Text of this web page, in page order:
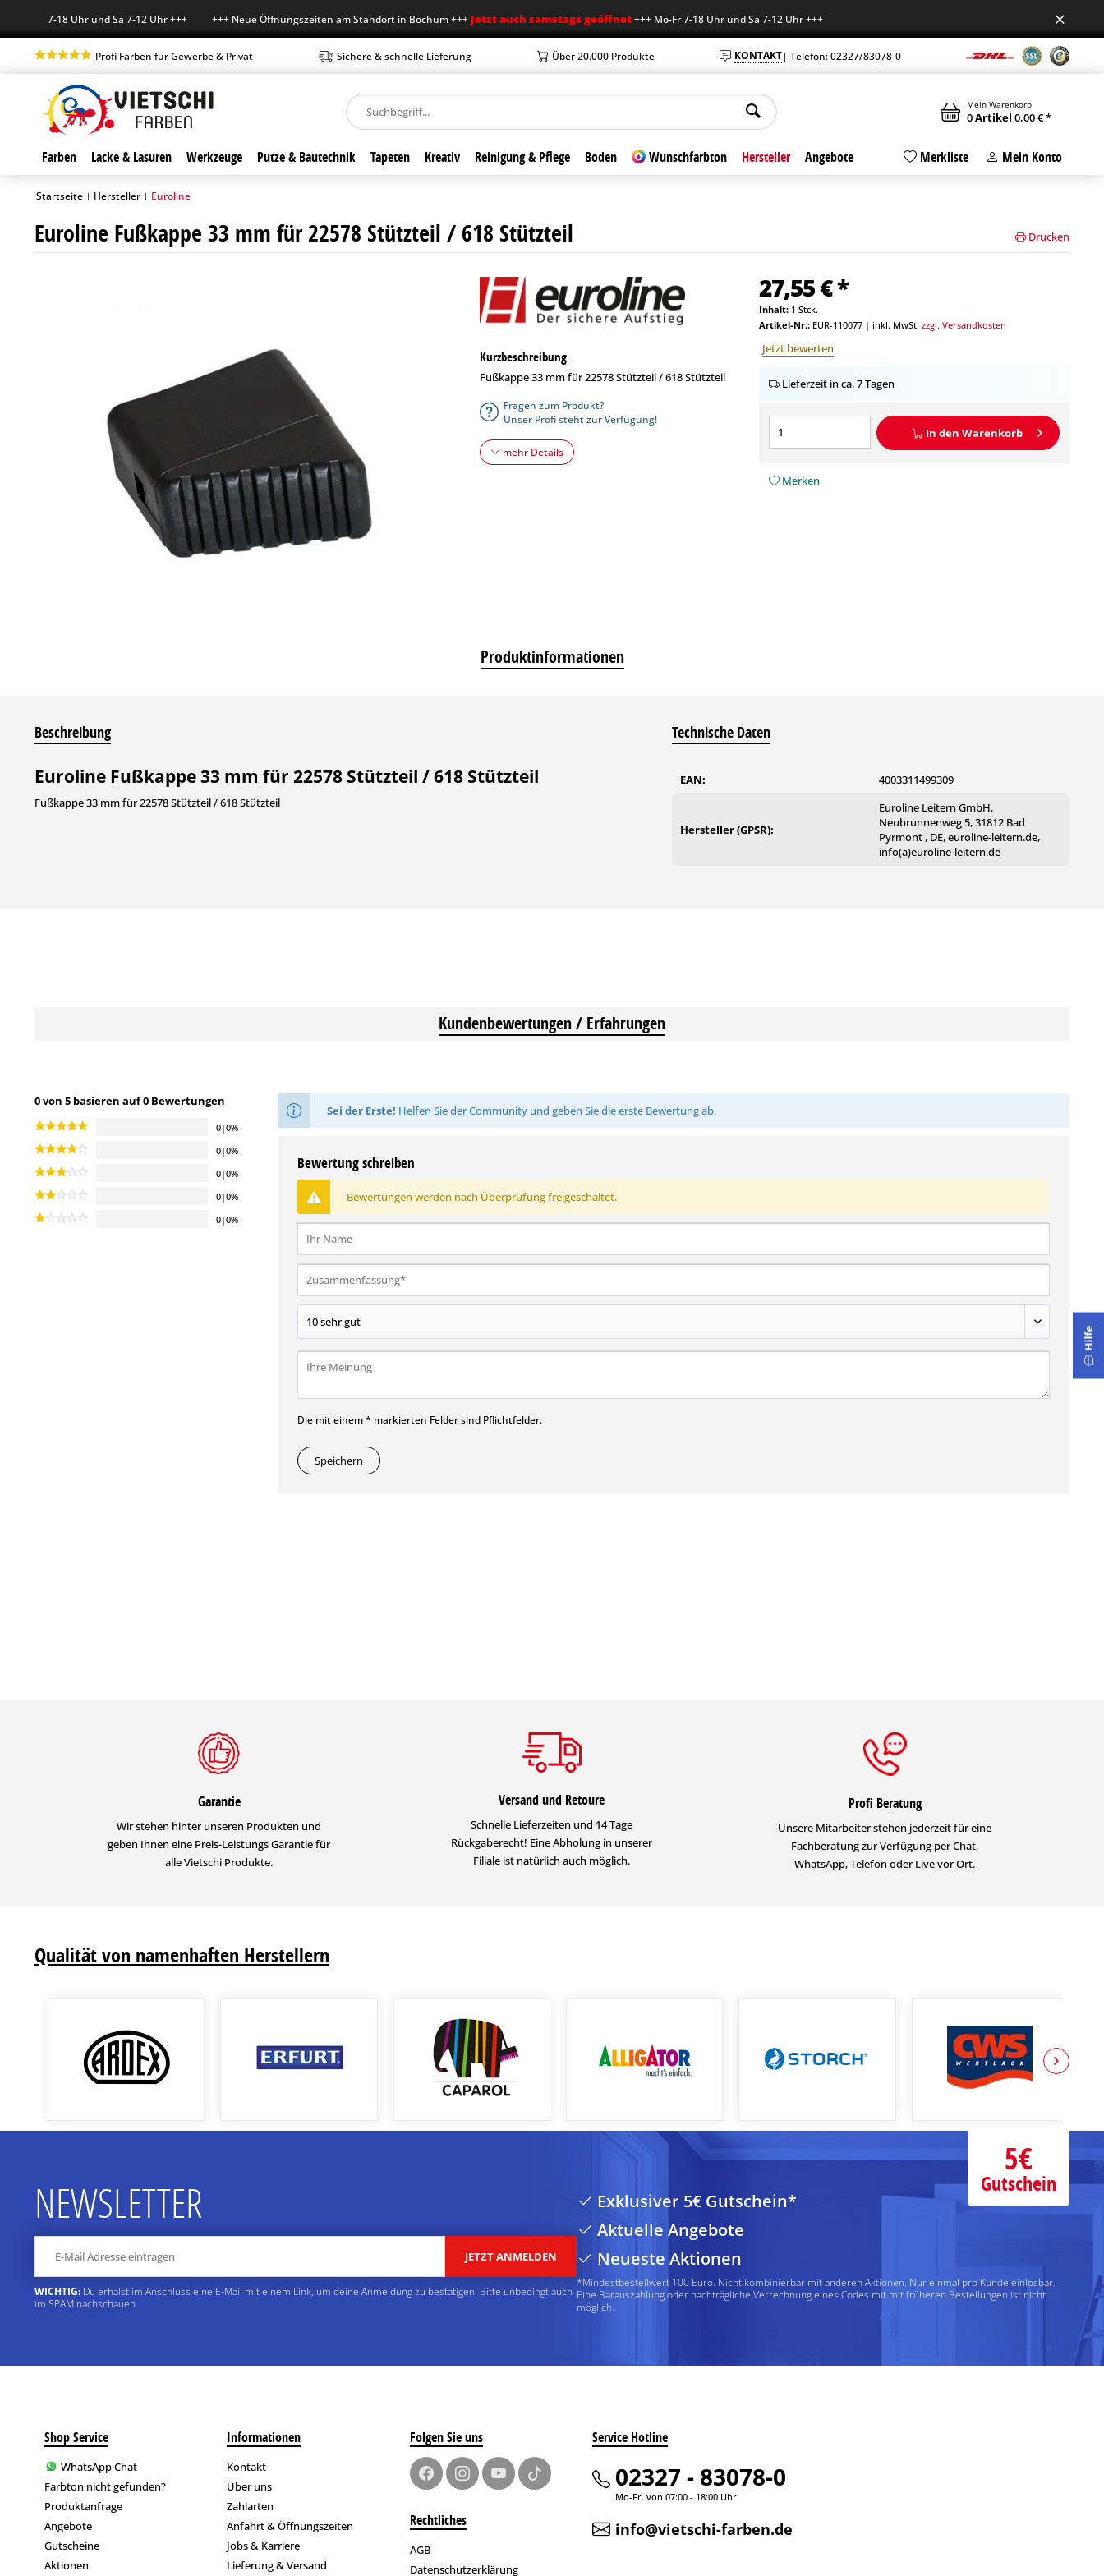
Fr 7-18 Uhr und Sa 7-12 Uhr +++ +++ Neue Öffnungszeiten am Standort in Bochum +++Jetzt auch samstags geöffnet+++ Mo-Fr 7-18 Uhr und Sa 7-12 Uhr +++
Profi Farben für Gewerbe & Privat Sichere & schnelle Lieferung Über 20.000 Produkte KONTAKT| Telefon: 02327/83078-0
Mein Warenkorb
0Artikel 0,00 € *
Farben Lacke & Lasuren Werkzeuge Putze & Bautechnik Tapeten Kreativ Reinigung & Pflege Boden Wunschfarbton Hersteller Angebote Merkliste Mein Konto
Startseite | Hersteller | Euroline
Euroline Fußkappe 33 mm für 22578 Stützteil / 618 Stützteil Drucken
Kurzbeschreibung
Fußkappe 33 mm für 22578 Stützteil / 618 Stützteil
Fragen zum Produkt?
Unser Profi steht zur Verfügung!
mehr Details
27,55 € *
Inhalt: 1 Stck.
Artikel-Nr.: EUR-110077| inkl. MwSt. zzgl. Versandkosten
Jetzt bewerten
Lieferzeit in ca. 7 Tagen
In den Warenkorb
Merken
Produktinformationen
Beschreibung
Euroline Fußkappe 33 mm für 22578 Stützteil / 618 Stützteil
Fußkappe 33 mm für 22578 Stützteil / 618 Stützteil
Technische Daten
EAN: 4003311499309
Hersteller (GPSR):
Euroline Leitern GmbH,
Neubrunnenweg 5, 31812 Bad
Pyrmont , DE, euroline-leitern.de,
info(a)euroline-leitern.de
Kundenbewertungen / Erfahrungen
0 von 5 basieren auf 0 Bewertungen
0|0%
0|0%
0|0%
0|0%
0|0%
Sei der Erste! Helfen Sie der Community und geben Sie die erste Bewertung ab.
Bewertung schreiben
Bewertungen werden nach Überprüfung freigeschaltet.
Die mit einem * markierten Felder sind Pflichtfelder.
Speichern
Garantie
Wir stehen hinter unseren Produkten und
geben Ihnen eine Preis-Leistungs Garantie für
alle Vietschi Produkte.
Versand und Retoure
Schnelle Lieferzeiten und 14 Tage
Rückgaberecht! Eine Abholung in unserer
Filiale ist natürlich auch möglich.
Profi Beratung
Unsere Mitarbeiter stehen jederzeit für eine
Fachberatung zur Verfügung per Chat,
WhatsApp, Telefon oder Live vor Ort.
Qualität von namenhaften Herstellern
NEWSLETTER
JETZT ANMELDEN
WICHTIG: Du erhälst im Anschluss eine E-Mail mit einem Link, um deine Anmeldung zu bestätigen. Bitte unbedingt auch
im SPAM nachschauen
Exklusiver 5€ Gutschein*
Aktuelle Angebote
Neueste Aktionen
*Mindestbestellwert 100 Euro. Nicht kombinierbar mit anderen Aktionen. Nur einmal pro Kunde einlösbar.
Eine Barauszahlung oder nachträgliche Verrechnung eines Codes mit mit früheren Bestellungen ist nicht
möglich.
5€
Gutschein
Shop Service
WhatsApp Chat
Farbton nicht gefunden?
Produktanfrage
Angebote
Gutscheine
Aktionen
Informationen
Kontakt
Über uns
Zahlarten
Anfahrt & Öffnungszeiten
Jobs & Karriere
Lieferung & Versand
Folgen Sie uns
Rechtliches
AGB
Datenschutzerklärung
Service Hotline
02327 - 83078-0
Mo-Fr. von 07:00 - 18:00 Uhr
info@vietschi-farben.de
Hilfe